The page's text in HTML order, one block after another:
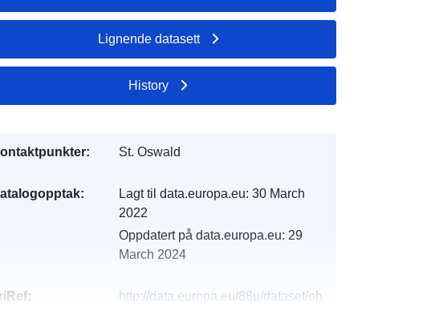
Lignende datasett
History
St. Oswald
Lagt til data.europa.eu: 30 March
2022
Oppdatert på data.europa.eu: 29
March 2024
http://data.europa.eu/88u/dataset/oh